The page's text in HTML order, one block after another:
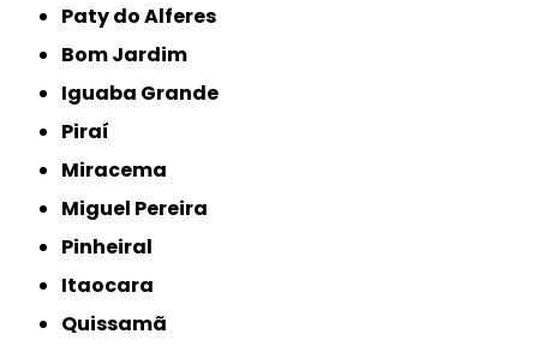
Paty do Alferes
Bom Jardim
Iguaba Grande
Piraí
Miracema
Miguel Pereira
Pinheiral
Itaocara
Quissamã